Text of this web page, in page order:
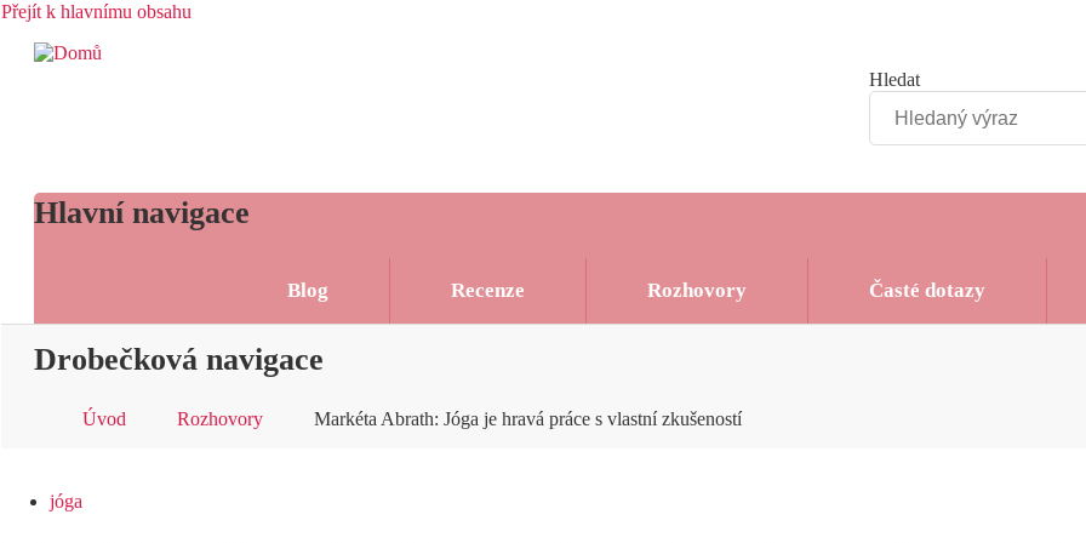
Přejít k hlavnímu obsahu
Hledat
Hlavní navigace
Blog Recenze Rozhovory Časté dotazy
Drobečková navigace
Úvod Rozhovory Markéta Abrath: Jóga je hravá práce s vlastní zkušeností
jóga